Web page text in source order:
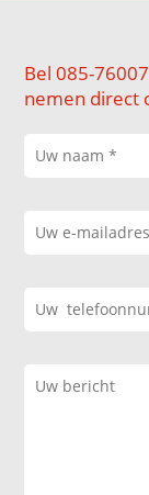
Bel 085-
nemen direct